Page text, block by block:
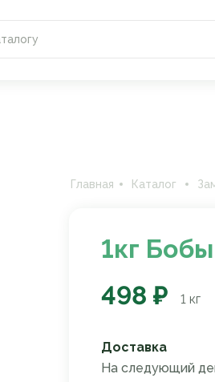
Главная Каталог
1кг
498 ₽
1 кг
Доставка
На следующий